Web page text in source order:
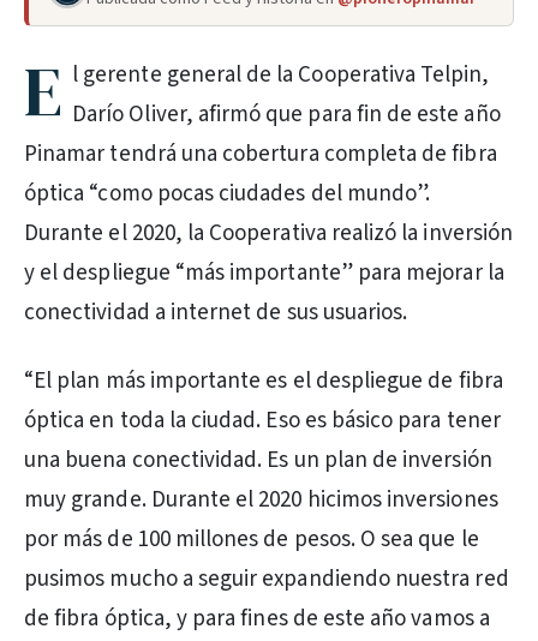
E l gerente general de la Cooperativa Telpin,
Darío Oliver, afirmó que para fin de este año
Pinamar tendrá una cobertura completa de fibra
óptica “como pocas ciudades del mundo”.
Durante el 2020, la Cooperativa realizó la inversión
y el despliegue “más importante” para mejorar la
conectividad a internet de sus usuarios.
“El plan más importante es el despliegue de fibra
óptica en toda la ciudad. Eso es básico para tener
una buena conectividad. Es un plan de inversión
muy grande. Durante el 2020 hicimos inversiones
por más de 100 millones de pesos. O sea que le
pusimos mucho a seguir expandiendo nuestra red
de fibra óptica, y para fines de este año vamos a